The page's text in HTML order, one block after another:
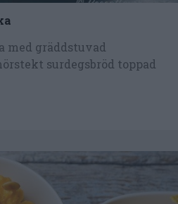
med gräddstuvad
surdegsbröd toppad